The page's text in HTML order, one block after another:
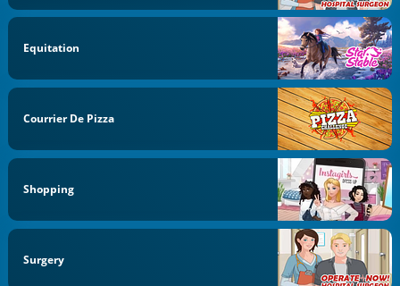
Equitation
Courrier De Pizza
Shopping
Surgery